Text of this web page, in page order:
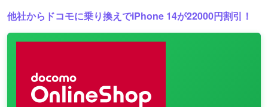
他社からドコモに乗り換えでiPhone 14が22000円割引！